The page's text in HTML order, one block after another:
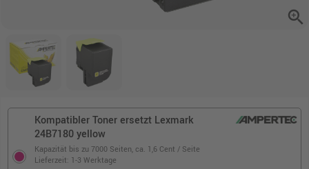
zoom_in
Kompatibler Toner ersetzt Lexmark
24B7180 yellow
Kapazität bis zu 7000 Seiten, ca. 1,6 Cent / Seite
Lieferzeit: 1-3 Werktage